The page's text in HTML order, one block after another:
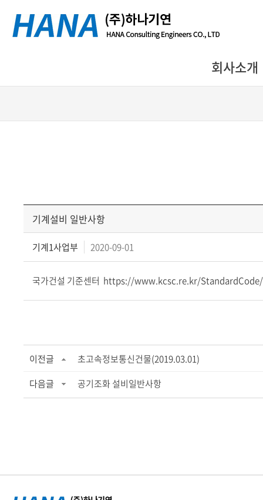
회사소개
기계설비 일반사항
기계1사업부 2020-09-01
국가건설 기준센터 https://www.kcsc.re.kr/
이전글
초고속정보통신건물(2019.03.01)
다음글
공기조화 설비일반사항